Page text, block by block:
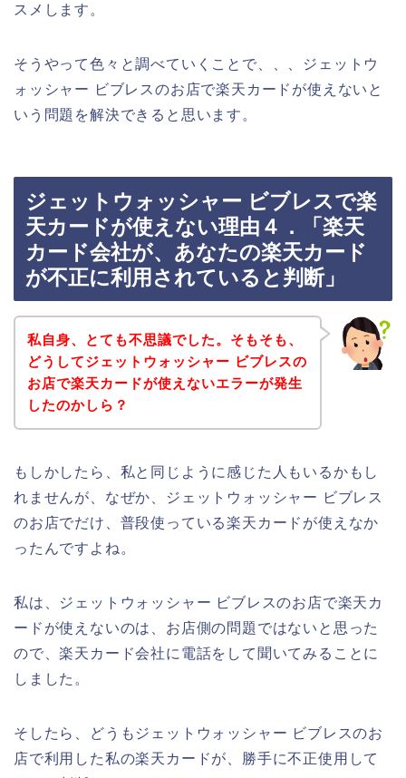
スメします。
そうやって色々と調べていくことで、、、ジェットウ
ォッシャー ビブレスのお店で楽天カードが使えないと
いう問題を解決できると思います。
ジェットウォッシャー ビブレスで楽
天カードが使えない理由４．「楽天
カード会社が、あなたの楽天カード
が不正に利用されていると判断」
私自身、とても不思議でした。そもそも、
どうしてジェットウォッシャー ビブレスの
お店で楽天カードが使えないエラーが発生
したのかしら？
もしかしたら、私と同じように感じた人もいるかもし
れませんが、なぜか、ジェットウォッシャー ビブレス
のお店でだけ、普段使っている楽天カードが使えなか
ったんですよね。
私は、ジェットウォッシャー ビブレスのお店で楽天カ
ードが使えないのは、お店側の問題ではないと思った
ので、楽天カード会社に電話をして聞いてみることに
しました。
そしたら、どうもジェットウォッシャー ビブレスのお
店で利用した私の楽天カードが、勝手に不正使用して